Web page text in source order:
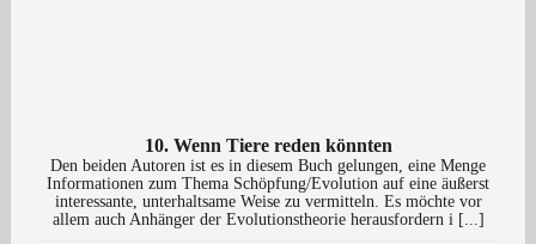
10. Wenn Tiere reden könnten
Den beiden Autoren ist es in diesem Buch gelungen, eine Menge
Informationen zum Thema Schöpfung/Evolution auf eine äußerst
interessante, unterhaltsame Weise zu vermitteln. Es möchte vor
allem auch Anhänger der Evolutionstheorie herausfordern i [...]